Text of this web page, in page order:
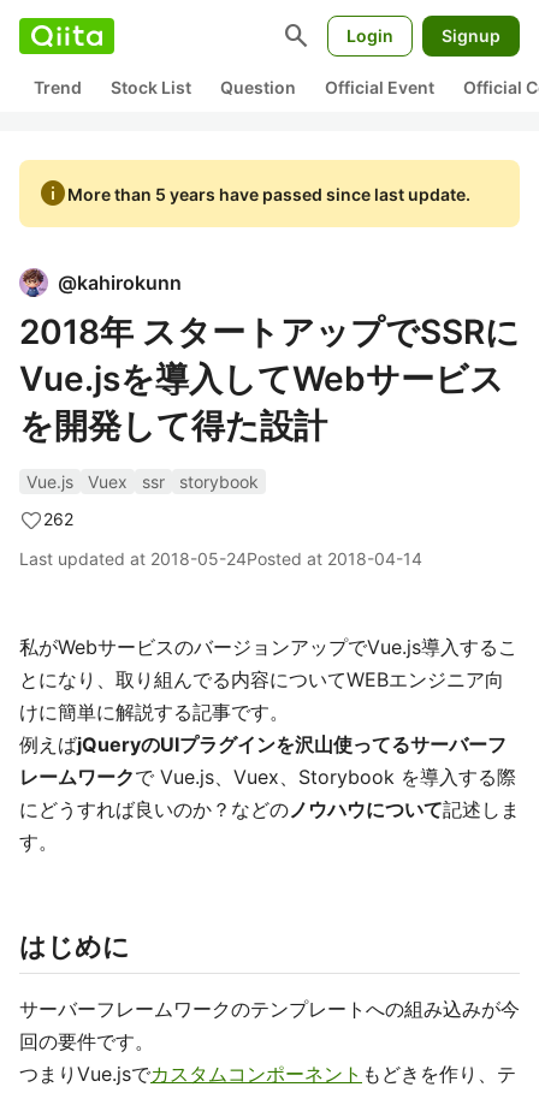
search Login Signup
Trend Stock List Question Official Event Official
infoMore than 5 years have passed since last update.
@kahirokunn
2018年 スタートアップでSSRに
Vue.jsを導入してWebサービス
を開発して得た設計
Vue.js Vuex ssr
storybook
262
Last updated at 2018-05-24Posted at 2018-04-14
私がWebサービスのバージョンアップでVue.js導入するこ
とになり、取り組んでる内容についてWEBエンジニア向
けに簡単に解説する記事です。
例えばjQueryのUIプラグインを沢山使ってるサーバーフ
レームワークで Vue.js、Vuex、Storybook を導入する際
にどうすれば良いのか？などのノウハウについて記述しま
す。
はじめに
サーバーフレームワークのテンプレートへの組み込みが今
回の要件です。
つまりVue.jsでカスタムコンポーネント もどきを作り、テ